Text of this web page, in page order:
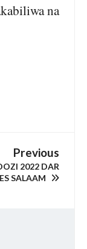
na
Previous
2022 DAR
ES SALAAM